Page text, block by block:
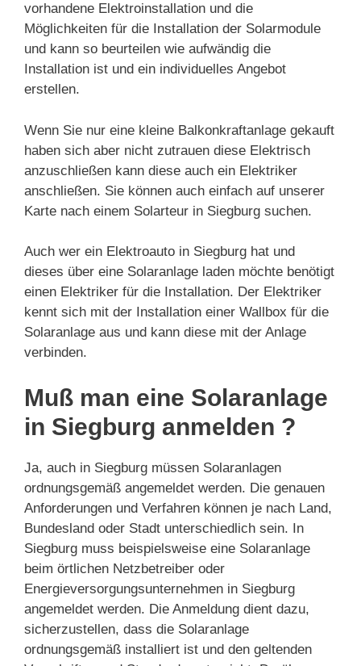
vorhandene Elektroinstallation und die
Möglichkeiten für die Installation der Solarmodule
und kann so beurteilen wie aufwändig die
Installation ist und ein individuelles Angebot
erstellen.
Wenn Sie nur eine kleine Balkonkraftanlage gekauft
haben sich aber nicht zutrauen diese Elektrisch
anzuschließen kann diese auch ein Elektriker
anschließen. Sie können auch einfach auf unserer
Karte nach einem Solarteur in Siegburg suchen.
Auch wer ein Elektroauto in Siegburg hat und
dieses über eine Solaranlage laden möchte benötigt
einen Elektriker für die Installation. Der Elektriker
kennt sich mit der Installation einer Wallbox für die
Solaranlage aus und kann diese mit der Anlage
verbinden.
Muß man eine Solaranlage
in Siegburg anmelden ?
Ja, auch in Siegburg müssen Solaranlagen
ordnungsgemäß angemeldet werden. Die genauen
Anforderungen und Verfahren können je nach Land,
Bundesland oder Stadt unterschiedlich sein. In
Siegburg muss beispielsweise eine Solaranlage
beim örtlichen Netzbetreiber oder
Energieversorgungsunternehmen in Siegburg
angemeldet werden. Die Anmeldung dient dazu,
sicherzustellen, dass die Solaranlage
ordnungsgemäß installiert ist und den geltenden